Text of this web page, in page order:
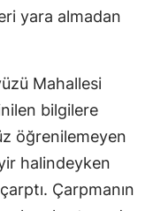
yara almadan
Mahallesi
bilgilere
öğrenilemeyen
halindeyken
Çarpmanın